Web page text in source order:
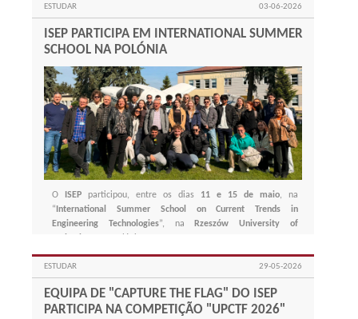
ESTUDAR 03-06-2026
ISEP PARTICIPA EM INTERNATIONAL SUMMER
SCHOOL NA POLÓNIA
O ISEP participou, entre os dias 11 e 15 de maio, na
“ International Summer School on Current Trends in
Engineering Technologies”, na
Rzeszów University of
ESTUDAR 29-05-2026
EQUIPA DE "CAPTURE THE FLAG" DO ISEP
PARTICIPA NA COMPETIÇÃO "UPCTF 2026"